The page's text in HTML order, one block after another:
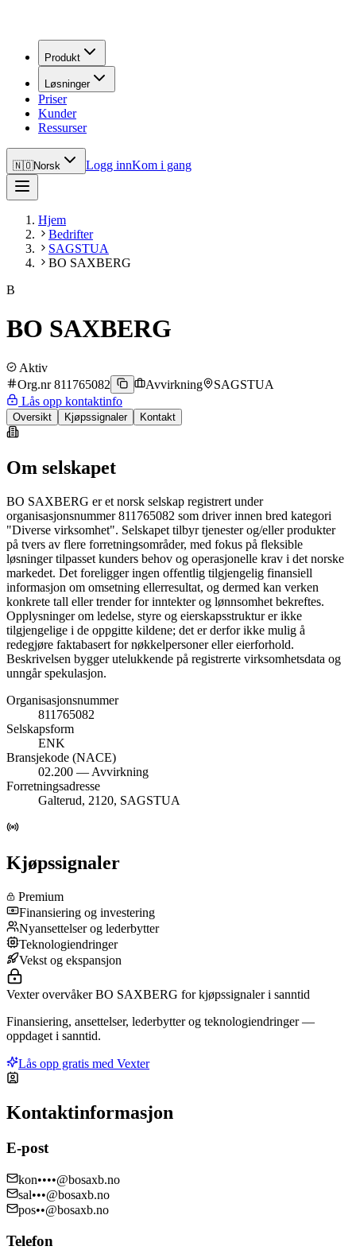
Produkt
Løsninger
Priser
Kunder
Ressurser
🇳🇴Norsk Logg innKom i gang
Hjem
Bedrifter
SAGSTUA
BO SAXBERG
B
BO SAXBERG
Aktiv
Org.nr 811765082
Avvirkning
SAGSTUA
Lås opp kontaktinfo
Oversikt Kjøpssignaler Kontakt
Om selskapet
BO SAXBERG er et norsk selskap registrert under
organisasjonsnummer 811765082 som driver innen bred kategori
"Diverse virksomhet". Selskapet tilbyr tjenester og/eller produkter
på tvers av flere forretningsområder, med fokus på fleksible
løsninger tilpasset kunders behov og operasjonelle krav i det norske
markedet. Det foreligger ingen offentlig tilgjengelig finansiell
informasjon om omsetning ellerresultat, og dermed kan verken
konkrete tall eller trender for inntekter og lønnsomhet bekreftes.
Opplysninger om ledelse, styre og eierskapsstruktur er ikke
tilgjengelige i de oppgitte kildene; det er derfor ikke mulig å
redegjøre faktabasert for nøkkelpersoner eller eierforhold.
Beskrivelsen bygger utelukkende på registrerte virksomhetsdata og
unngår spekulasjon.
Organisasjonsnummer
811765082
Selskapsform
ENK
Bransjekode (NACE)
02.200 — Avvirkning
Forretningsadresse
Galterud, 2120, SAGSTUA
Kjøpssignaler
Premium
Finansiering og investering
Nyansettelser og lederbytter
Teknologiendringer
Vekst og ekspansjon
Vexter overvåker BO SAXBERG for kjøpssignaler i sanntid
Finansiering, ansettelser, lederbytter og teknologiendringer —
oppdaget i sanntid.
Lås opp gratis med Vexter
Kontaktinformasjon
E-post
kon••••@bosaxb.no
sal•••@bosaxb.no
pos••@bosaxb.no
Telefon